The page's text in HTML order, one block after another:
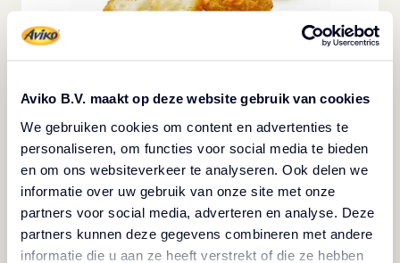
Aviko B.V. maakt op deze website gebruik van cookies
We gebruiken cookies om content en advertenties te
personaliseren, om functies voor social media te bieden
en om ons websiteverkeer te analyseren. Ook delen we
informatie over uw gebruik van onze site met onze
partners voor social media, adverteren en analyse. Deze
partners kunnen deze gegevens combineren met andere
informatie die u aan ze heeft verstrekt of die ze hebben
Snacks voor fijnproevers